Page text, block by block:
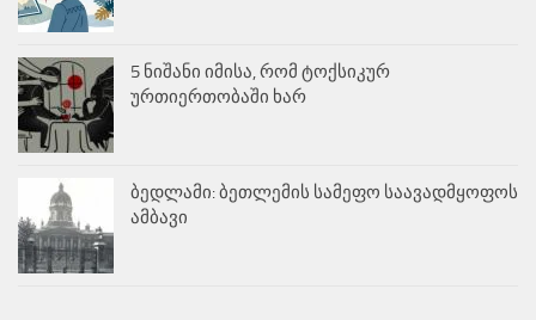
5 ნიშანი იმისა, რომ ტოქსიკურ
ურთიერთობაში ხარ
ბედლამი: ბეთლემის სამეფო საავადმყოფოს
ამბავი